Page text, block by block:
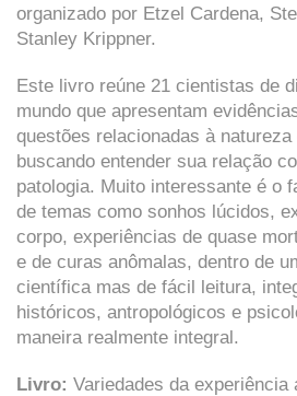
organizado por Etzel Cardena,
Stanley Krippner.
Este livro reúne 21 cientistas de
mundo que apresentam
questões relacionadas à
buscando entender sua relação
patologia. Muito interessante é o
de temas como sonhos lúcidos,
corpo, experiências de quase
e de curas anômalas, dentro de
científica mas de fácil leitura,
históricos, antropológicos e
maneira realmente integral.
Livro: Variedades da experiência